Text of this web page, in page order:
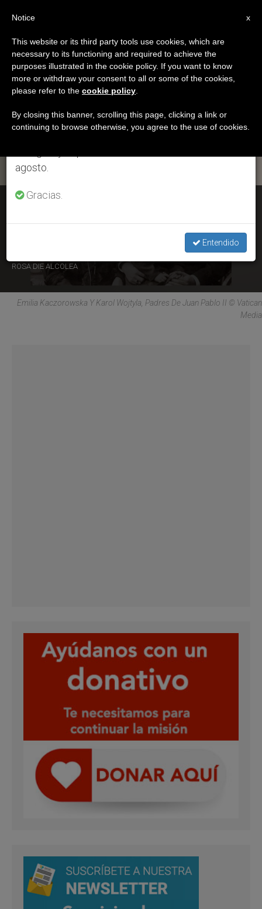
ETIQUETA
Posts Tagged ‘Emilia
Kaczorowska’
ÚLTIMAS NOTICIAS
Comienza el proceso de beatificación de los padres de
ROSA DIE ALCOLEA
Emilia Kaczorowska Y Karol Wojtyla, Padres De Juan Pablo II © Vatican
Media
×
Aviso importante
Del 27 de julio al 7 de agosto haremos la pausa
anual, aprovechando que en el periodo de verano
se generan menos informaciones y también el
agosto.
Gracias.
Entendido
x
Notice
This website or its third party tools use cookies, which are
necessary to its functioning and required to achieve the
purposes illustrated in the cookie policy. If you want to know
more or withdraw your consent to all or some of the cookies,
please refer to the cookie policy
By closing this banner, scrolling this page, clicking a link or
continuing to browse otherwise, you agree to the use of cookies.